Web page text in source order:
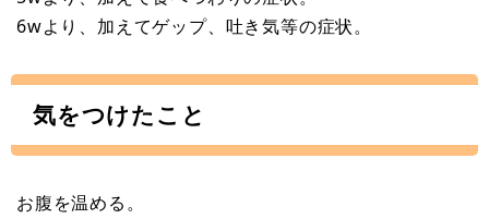
6wより、加えてゲップ、吐き気等の症状。
気をつけたこと
お腹を温める。